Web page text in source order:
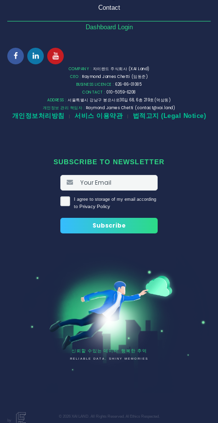
Contact
Dashboard Login
COMPANY : 자이랜드 주식회사 (XAI Land)
CEO : Raymond James Chetti (임동준)
BUSINESS LICENCE : 626-86-01085
CONTACT : 010-5059-6208
ADDRESS : 서울특별시 강남구 봉은사로30길 68, 6층 219호(역삼동)
개인정보 관리 책임자 : Raymond James Chetti (contact@xai.land)
개인정보처리방침 서비스 이용약관 법적고지 (Legal Notice)
SUBSCRIBE TO NEWSLETTER
I agree to storage of my email according
to Privacy Policy
신뢰할 수있는 데이터. 행복한 추억
RELIABLE DATA. SHINY MEMORIES
© 2026 XAI LAND. All Rights Reserved. AI Ethics Respected.
by